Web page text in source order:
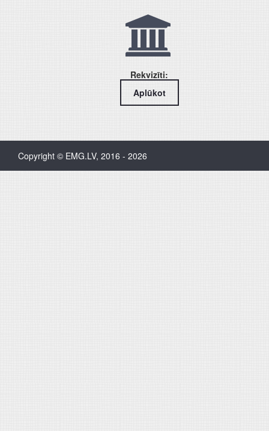
Rekvizīti:
Aplūkot
Copyright © EMG.LV, 2016 - 2026